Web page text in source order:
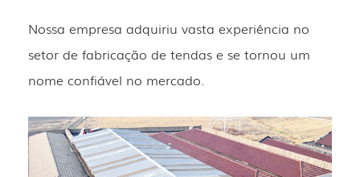
Nossa empresa adquiriu vasta experiência no
setor de fabricação de tendas e se tornou um
nome confiável no mercado.